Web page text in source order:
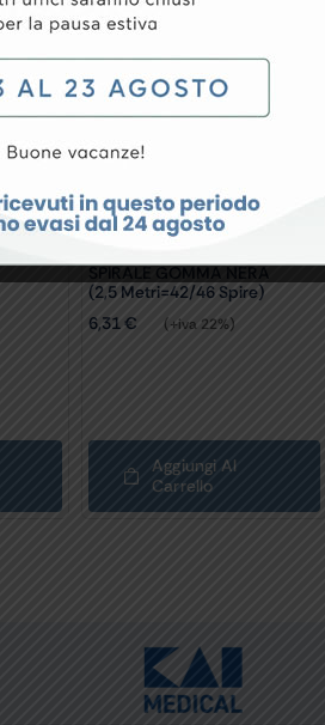
SPIRALE GOMMA NERA
(2,5 Metri=42/46 Spire)
6,31€ (+iva 22%)
Aggiungi Al
Carrello